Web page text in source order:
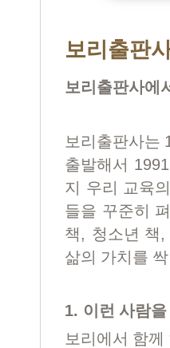
보리출판
보리출판사에
보리출판사는
출발해서 1991
지 우리 교육
들을 꾸준히
책 , 청소년 책 ,
삶의 가치를
1. 이런 사람
보리에서 함